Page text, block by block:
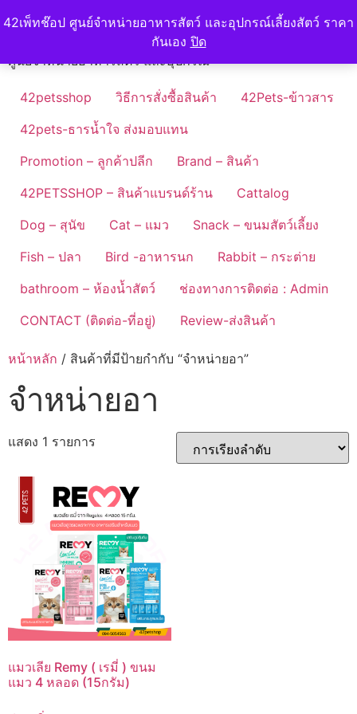
42เพ็ทช๊อป ศูนย์จำหน่ายอาหารสัตว์ และอุปกรณ์เลี้ยงสัตว์ ราคา
กันเอง ปิด
to42petshop
ศูนย์จำหน่ายอาหารสัตว์ และอุปกรณ์
42petsshop วิธีการสั่งซื้อสินค้า
42Pets-ข้าวสาร
42pets-ธารน้ำใจ ส่งมอบแทน
Promotion – ลูกค้าปลีก
Brand – สินค้า
42PETSSHOP – สินค้าแบรนด์ร้าน
Cattalog
Dog – สุนัข
Cat – แมว
Snack – ขนมสัตว์เลี้ยง
Fish – ปลา
Bird -อาหารนก
Rabbit – กระต่าย
bathroom – ห้องน้ำสัตว์
ช่องทางการติดต่อ : Admin
CONTACT (ติดต่อ-ที่อยู่)
Review-ส่งสินค้า
หน้าหลัก / สินค้าที่มีป้ายกำกับ “จำหน่ายอา”
จำหน่ายอา
แสดง 1 รายการ
แมวเลีย Remy ( เรมี่ ) ขนม
แมว 4 หลอด (15กรัม)